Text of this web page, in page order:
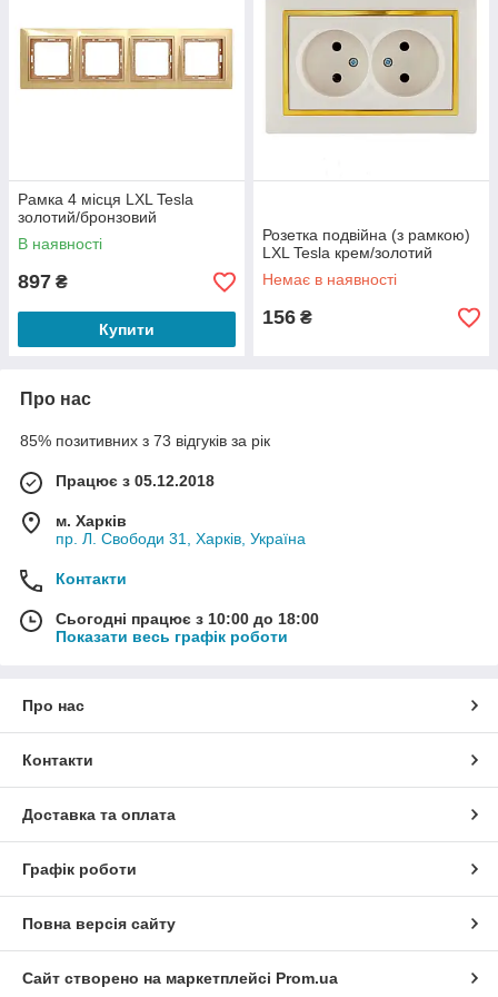
Рамка 4 місця LXL Tesla
золотий/бронзовий
В наявності
897 ₴
Купити
Розетка подвійна (з рамкою)
LXL Tesla крем/золотий
Немає в наявності
156 ₴
Про нас
85% позитивних з 73 відгуків за рік
Працює з 05.12.2018
м. Харків
пр. Л. Свободи 31, Харків, Україна
Контакти
Сьогодні працює з 10:00 до 18:00
Показати весь графік роботи
Про нас
Контакти
Доставка та оплата
Графік роботи
Повна версія сайту
Сайт створено на маркетплейсі Prom.ua